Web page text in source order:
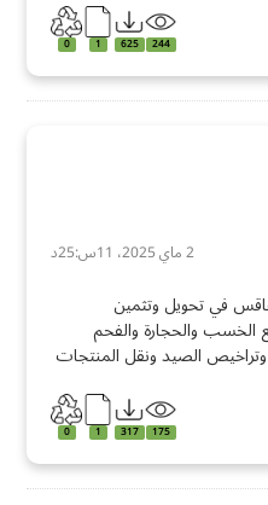
244
625
1
0
2 ماي 2025، 11س:25د
في تحويل وتثمين
الخسب والحجارة والفحم
الصيد ونقل المنتجات
175
317
1
0